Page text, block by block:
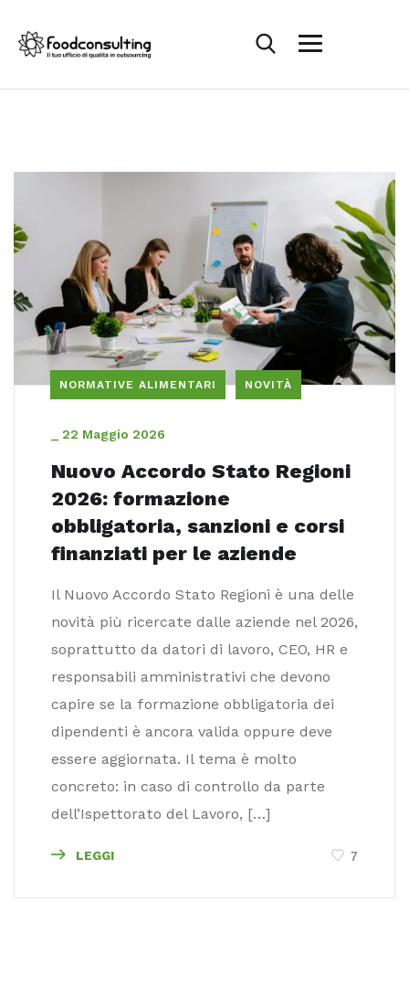
NORMATIVE ALIMENTARI NOVITÀ
22 Maggio 2026
Nuovo Accordo Stato Regioni
2026: formazione
obbligatoria, sanzioni e corsi
finanziati per le aziende
Il Nuovo Accordo Stato Regioni è una delle
novità più ricercate dalle aziende nel 2026,
soprattutto da datori di lavoro, CEO, HR e
responsabili amministrativi che devono
capire se la formazione obbligatoria dei
dipendenti è ancora valida oppure deve
essere aggiornata. Il tema è molto
concreto: in caso di controllo da parte
dell’Ispettorato del Lavoro, […]
LEGGI 7